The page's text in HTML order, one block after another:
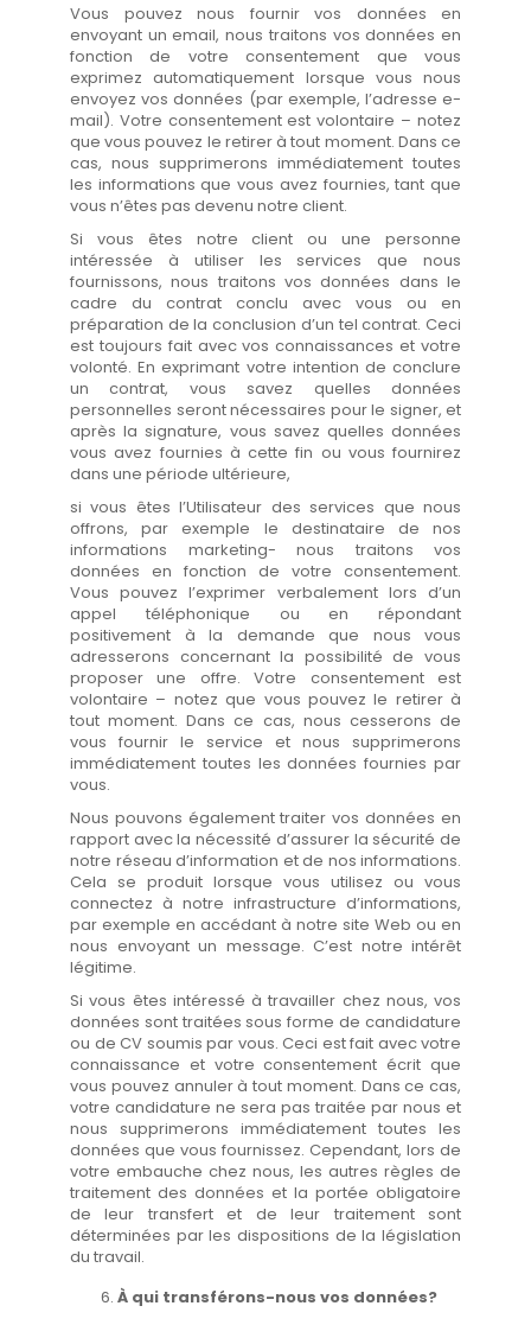
Vous pouvez nous fournir vos données en
envoyant un email, nous traitons vos données en
fonction de votre consentement que vous
exprimez automatiquement lorsque vous nous
envoyez vos données (par exemple, l’adresse e-
mail). Votre consentement est volontaire – notez
que vous pouvez le retirer à tout moment. Dans ce
cas, nous supprimerons immédiatement toutes
les informations que vous avez fournies, tant que
vous n’êtes pas devenu notre client.
Si vous êtes notre client ou une personne
intéressée à utiliser les services que nous
fournissons, nous traitons vos données dans le
cadre du contrat conclu avec vous ou en
préparation de la conclusion d’un tel contrat. Ceci
est toujours fait avec vos connaissances et votre
volonté. En exprimant votre intention de conclure
un contrat, vous savez quelles données
personnelles seront nécessaires pour le signer, et
après la signature, vous savez quelles données
vous avez fournies à cette fin ou vous fournirez
dans une période ultérieure,
si vous êtes l’Utilisateur des services que nous
offrons, par exemple le destinataire de nos
informations marketing- nous traitons vos
données en fonction de votre consentement.
Vous pouvez l’exprimer verbalement lors d’un
appel téléphonique ou en répondant
positivement à la demande que nous vous
adresserons concernant la possibilité de vous
proposer une offre. Votre consentement est
volontaire – notez que vous pouvez le retirer à
tout moment. Dans ce cas, nous cesserons de
vous fournir le service et nous supprimerons
immédiatement toutes les données fournies par
vous.
Nous pouvons également traiter vos données en
rapport avec la nécessité d’assurer la sécurité de
notre réseau d’information et de nos informations.
Cela se produit lorsque vous utilisez ou vous
connectez à notre infrastructure d’informations,
par exemple en accédant à notre site Web ou en
nous envoyant un message. C’est notre intérêt
légitime.
Si vous êtes intéressé à travailler chez nous, vos
données sont traitées sous forme de candidature
ou de CV soumis par vous. Ceci est fait avec votre
connaissance et votre consentement écrit que
vous pouvez annuler à tout moment. Dans ce cas,
votre candidature ne sera pas traitée par nous et
nous supprimerons immédiatement toutes les
données que vous fournissez. Cependant, lors de
votre embauche chez nous, les autres règles de
traitement des données et la portée obligatoire
de leur transfert et de leur traitement sont
déterminées par les dispositions de la législation
du travail.
À qui transférons-nous vos données?